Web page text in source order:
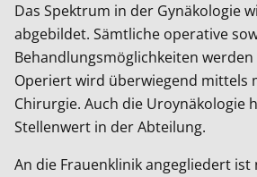
Das Spektrum in der Gynäkologie
abgebildet. Sämtliche operative
Behandlungsmöglichkeiten
Operiert wird überwiegend mittels
Chirurgie. Auch die Uroynäkologie
Stellenwert in der Abteilung.
An die Frauenklinik angegliedert ist